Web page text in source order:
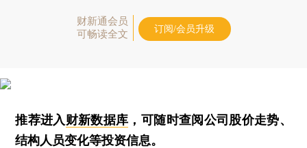
财新通会员
可畅读全文
订阅/会员升级
推荐进入财新数据库 ，可随时查阅公司股价走势、
结构人员变化等投资信息。